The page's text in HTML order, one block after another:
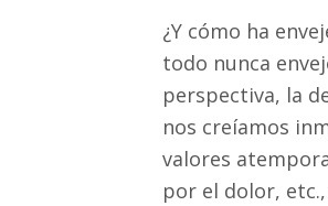
¿Y cómo ha
todo nunca
perspectiva, la
nos creíamos
valores
por el dolor,